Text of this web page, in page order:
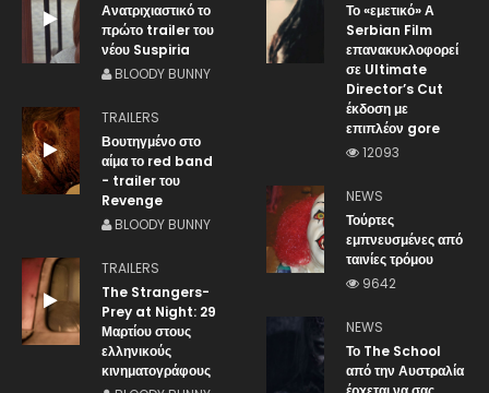
Ανατριχιαστικό το
πρώτο trailer του
νέου Suspiria
BLOODY BUNNY
TRAILERS
Βουτηγμένο στο
αίμα το red band
- trailer του
Revenge
BLOODY BUNNY
TRAILERS
The Strangers-
Prey at Night: 29
Μαρτίου στους
ελληνικούς
κινηματογράφους
Το «εμετικό» Α
Serbian Film
επανακυκλοφορεί
σε Ultimate
Director’s Cut
έκδοση με
επιπλέον gore
12093
NEWS
Τούρτες
εμπνευσμένες από
ταινίες τρόμου
9642
NEWS
Το The School
από την Αυστραλία